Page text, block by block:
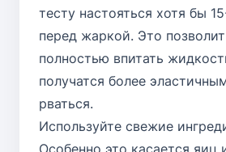
тесту настояться хотя бы
перед жаркой. Это
полностью впитать
получатся более
рваться.
Используйте свежие